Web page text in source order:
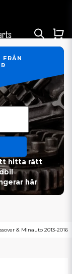
hitta rätt
här
& Minauto 2013-2016